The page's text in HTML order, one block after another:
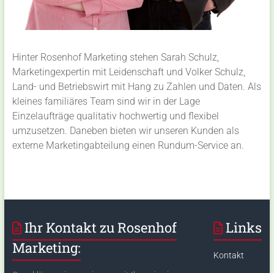
Hinter Rosenhof Marketing stehen Sarah Schulz,
Marketingexpertin mit Leidenschaft und Volker Schulz,
Land- und Betriebswirt mit Hang zu Zahlen und Daten. Als
kleines familiäres Team sind wir in der Lage
Einzelaufträge qualitativ hochwertig und flexibel
umzusetzen. Daneben bieten wir unseren Kunden als
externe Marketingabteilung einen Rundum-Service an.
Ihr Kontakt zu Rosenhof
Marketing:
Links
Kontakt